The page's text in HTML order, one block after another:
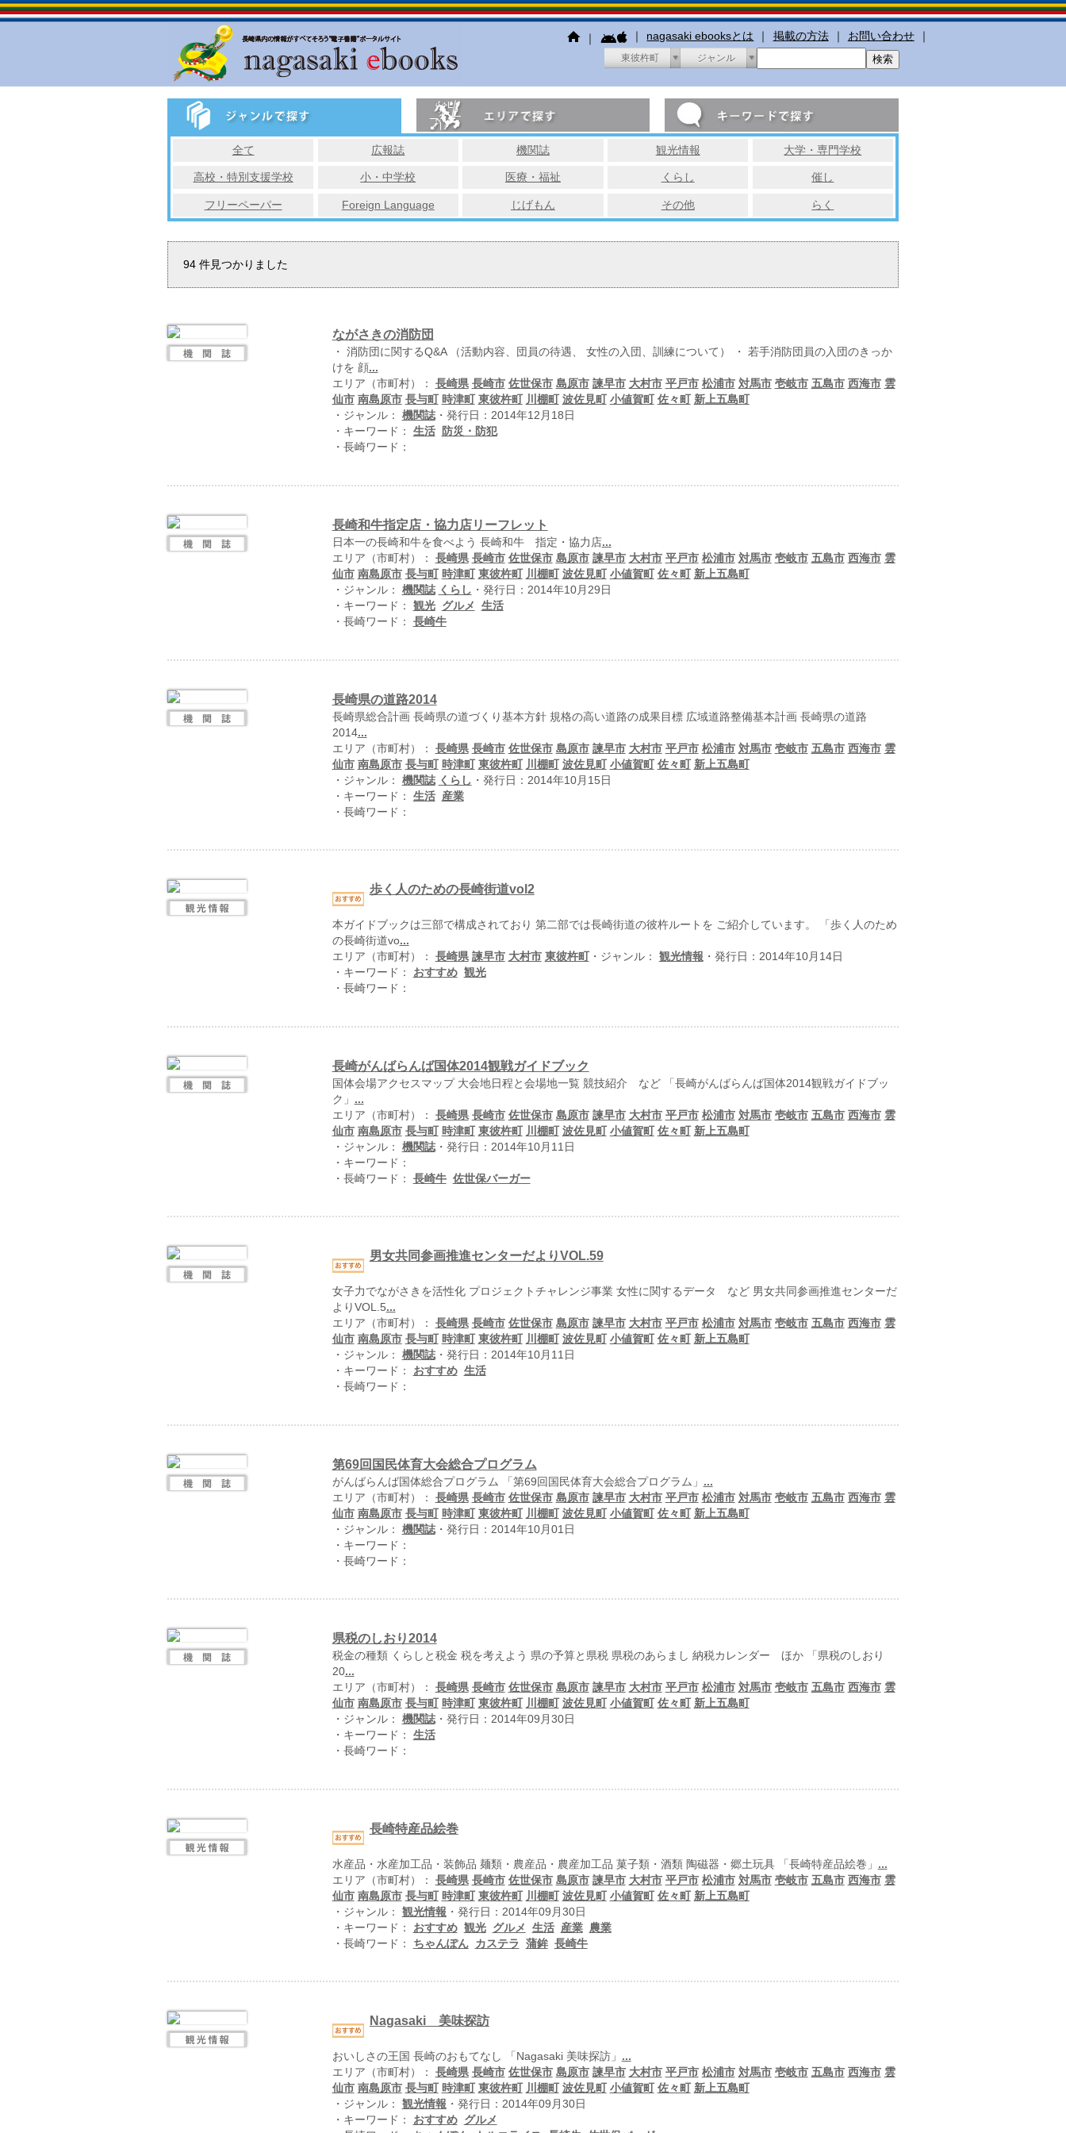
｜ ｜ nagasaki ebooksとは ｜ 掲載の方法 ｜ お問い合わせ ｜
東彼杵町 ジャンル
全て 広報誌 機関誌 観光情報 大学・専門学校
高校・特別支援学校 小・中学校 医療・福祉 くらし 催し
フリーペーパー Foreign Language じげもん その他 らく
94件見つかりました
ながさきの消防団
・ 消防団に関するQ&A （活動内容、団員の待遇、 女性の入団、訓練について） ・ 若手消防団員の入団のきっか
けを 顔...
エリア（市町村）： 長崎県 長崎市 佐世保市 島原市 諫早市 大村市 平戸市 松浦市 対馬市 壱岐市 五島市 西海市 雲
仙市 南島原市 長与町 時津町 東彼杵町 川棚町 波佐見町 小値賀町 佐々町
新上五島町
・ジャンル： 機関誌・発行日：2014年12月18日
・キーワード： 生活
防災・防犯
・長崎ワード：
長崎和牛指定店・協力店リーフレット
日本一の長崎和牛を食べよう 長崎和牛 指定・協力店...
エリア（市町村）： 長崎県 長崎市 佐世保市 島原市 諫早市 大村市 平戸市 松浦市 対馬市 壱岐市 五島市 西海市 雲
仙市 南島原市 長与町 時津町 東彼杵町 川棚町 波佐見町 小値賀町 佐々町
新上五島町
・ジャンル： 機関誌 くらし ・発行日：2014年10月29日
・キーワード： 観光 グルメ
生活
・長崎ワード： 長崎牛
長崎県の道路2014
長崎県総合計画 長崎県の道づくり基本方針 規格の高い道路の成果目標 広域道路整備基本計画 長崎県の道路
2014...
エリア（市町村）： 長崎県 長崎市 佐世保市 島原市 諫早市 大村市 平戸市 松浦市 対馬市 壱岐市 五島市 西海市 雲
仙市 南島原市 長与町 時津町 東彼杵町 川棚町 波佐見町 小値賀町 佐々町 新上五島町
・ジャンル： 機関誌 くらし ・発行日：2014年10月15日
・キーワード： 生活
産業
・長崎ワード：
歩く人のための長崎街道vol2
本ガイドブックは三部で構成されており 第二部では長崎街道の彼杵ルートを ご紹介しています。 「歩く人のため
の長崎街道vo...
エリア（市町村）： 長崎県 諫早市 大村市 東彼杵町 ・ジャンル： 観光情報 ・発行日：2014年10月14日
・キーワード： おすすめ 観光
・長崎ワード：
長崎がんばらんば国体2014観戦ガイドブック
国体会場アクセスマップ 大会地日程と会場地一覧 競技紹介 など 「長崎がんばらんば国体2014観戦ガイドブッ
ク」 ...
エリア（市町村）： 長崎県 長崎市 佐世保市 島原市 諫早市 大村市 平戸市 松浦市 対馬市 壱岐市 五島市 西海市 雲
仙市 南島原市 長与町 時津町 東彼杵町 川棚町 波佐見町 小値賀町 佐々町 新上五島町
・ジャンル： 機関誌・発行日：2014年10月11日
・キーワード：
・長崎ワード： 長崎牛 佐世保バーガー
男女共同参画推進センターだよりVOL.59
女子力でながさきを活性化 プロジェクトチャレンジ事業 女性に関するデータ など 男女共同参画推進センターだ
よりVOL.5...
エリア（市町村）： 長崎県 長崎市 佐世保市 島原市 諫早市 大村市 平戸市 松浦市 対馬市 壱岐市 五島市 西海市 雲
仙市 南島原市 長与町 時津町 東彼杵町 川棚町 波佐見町 小値賀町 佐々町
新上五島町
・ジャンル： 機関誌・発行日：2014年10月11日
・キーワード： おすすめ 生活
・長崎ワード：
第69回国民体育大会総合プログラム
がんばらんば国体総合プログラム 「第69回国民体育大会総合プログラム」 ...
エリア（市町村）： 長崎県 長崎市 佐世保市 島原市 諫早市 大村市 平戸市 松浦市 対馬市 壱岐市 五島市 西海市 雲
仙市 南島原市 長与町 時津町 東彼杵町 川棚町 波佐見町 小値賀町 佐々町 新上五島町
・ジャンル： 機関誌・発行日：2014年10月01日
・キーワード：
・長崎ワード：
県税のしおり2014
税金の種類 くらしと税金 税を考えよう 県の予算と県税 県税のあらまし 納税カレンダー ほか 「県税のしおり
20...
エリア（市町村）： 長崎県 長崎市 佐世保市 島原市 諫早市 大村市 平戸市 松浦市 対馬市 壱岐市 五島市 西海市 雲
仙市 南島原市 長与町 時津町 東彼杵町 川棚町 波佐見町 小値賀町 佐々町
新上五島町
・ジャンル： 機関誌・発行日：2014年09月30日
・キーワード： 生活
・長崎ワード：
長崎特産品絵巻
水産品・水産加工品・装飾品 麺類・農産品・農産加工品 菓子類・酒類 陶磁器・郷土玩具 「長崎特産品絵巻」 ...
エリア（市町村）： 長崎県 長崎市 佐世保市 島原市 諫早市 大村市 平戸市 松浦市 対馬市 壱岐市 五島市 西海市 雲
仙市 南島原市 長与町 時津町 東彼杵町 川棚町 波佐見町 小値賀町 佐々町 新上五島町
・ジャンル： 観光情報 ・発行日：2014年09月30日
・キーワード： おすすめ 観光 グルメ 生活 産業
農業
・長崎ワード： ちゃんぽん カステラ 蒲鉾 長崎牛
Nagasaki 美味探訪
おいしさの王国 長崎のおもてなし 「Nagasaki 美味探訪」 ...
エリア（市町村）： 長崎県 長崎市 佐世保市 島原市 諫早市 大村市 平戸市 松浦市 対馬市 壱岐市 五島市 西海市 雲
仙市 南島原市 長与町 時津町 東彼杵町 川棚町 波佐見町 小値賀町 佐々町
新上五島町
・ジャンル： 観光情報 ・発行日：2014年09月30日
・キーワード： おすすめ
グルメ